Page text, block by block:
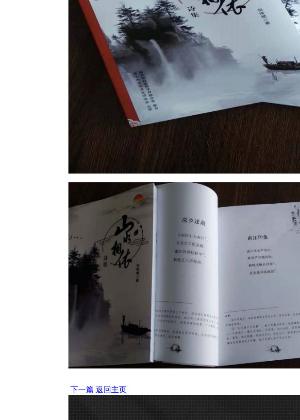
下一篇 返回主页